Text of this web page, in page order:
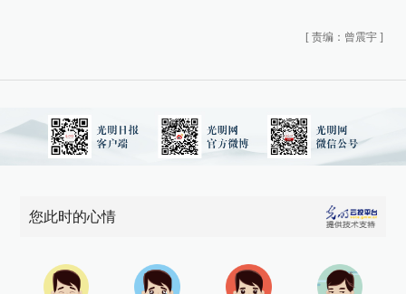
[ 责编：曾震宇 ]
您此时的心情